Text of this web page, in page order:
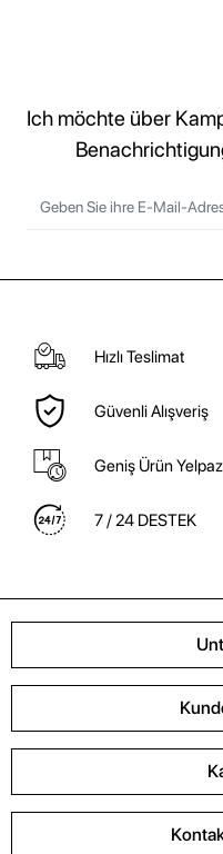
Ich möchte über
Hızlı Teslimat
Güvenli Alışveriş
Geniş Ürün
7 / 24 DESTEK